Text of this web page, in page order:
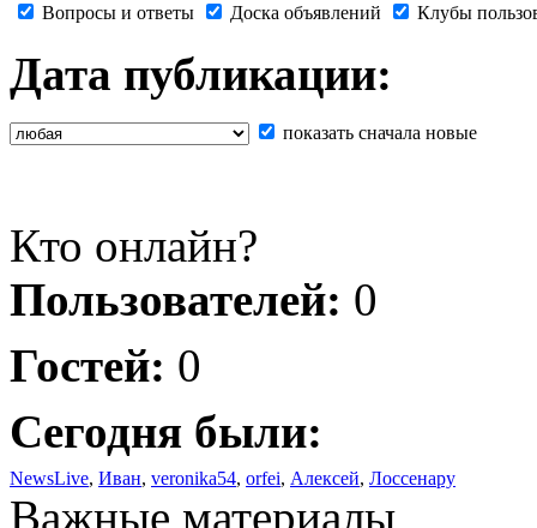
Вопросы и ответы
Доска объявлений Клубы
Дата публикации:
показать сначала новые
Кто онлайн?
Пользователей: 0
Гостей: 0
Сегодня были:
NewsLive, Иван, veronika54, orfei, Алексей, Лоссенару
Важные материалы